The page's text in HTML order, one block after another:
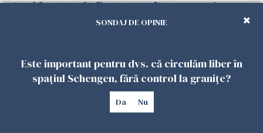
Accidente, spitalizare sau alte urgențe?
Consulatul României la Roma promite
SONDAJ DE OPINIE
Este important pentru dvs. că circulăm liber în
spațiul Schengen, fără control la granițe?
Da Nu